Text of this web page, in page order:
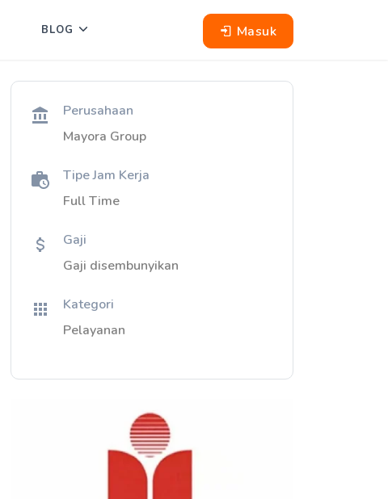
Masuk
BLOG
Perusahaan
Mayora Group
Tipe Jam Kerja
Full Time
Gaji
Gaji disembunyikan
Kategori
Pelayanan